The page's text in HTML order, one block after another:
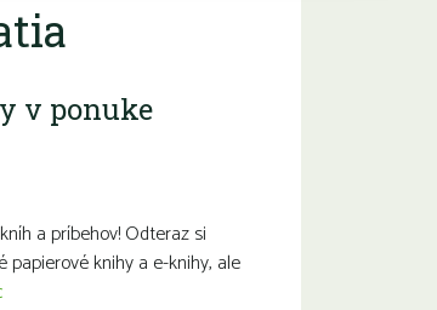
v ponuke
a príbehov! Odteraz si
knihy a e-knihy, ale